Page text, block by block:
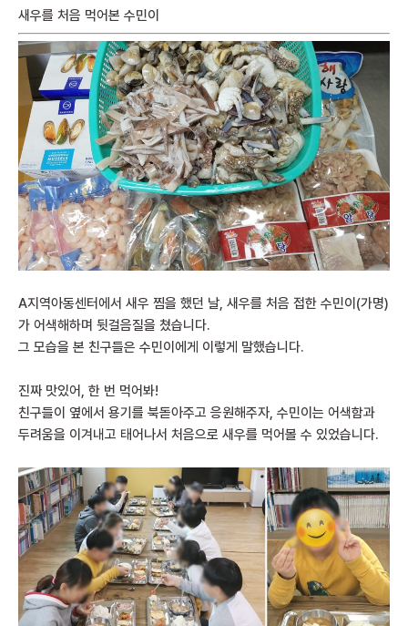
새우를 처음 먹어본 수민이
A지역아동센터에서 새우 찜을 했던 날, 새우를 처음 접한 수민이 (가명)
가 어색해하며 뒷걸음질을 쳤습니다.
그 모습을 본 친구들은 수민이에게 이렇게 말했습니다.
진짜 맛있어, 한 번 먹어봐!
친구들이 옆에서 용기를 북돋아주고 응원해주자, 수민이는 어색함과
두려움을 이겨내고 태어나서 처음으로 새우를 먹어볼 수 있었습니다.